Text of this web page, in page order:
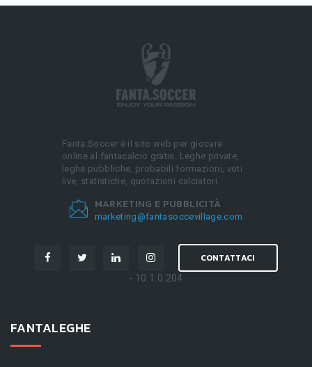
Fanta.Soccer è il sito web per giocare
online al fantacalcio gratis. Leghe private,
leghe pubbliche, probabili formazioni, voti
live, statistiche, quotazioni calciatori.
MARKETING E PUBBLICITÀ
marketing@fantasoccevillage.com
CONTATTACI
- 10.1.0.204
FANTALEGHE